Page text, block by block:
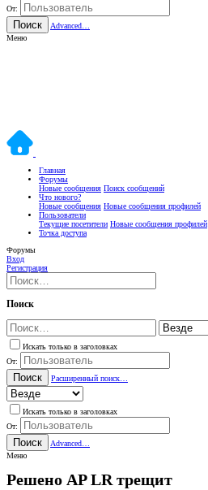
От:
Поиск
Advanced…
Меню
Главная
Форумы
Новые сообщения Поиск сообщений
Что нового?
Новые сообщения Новые сообщения профилей
Пользователи
Текущие посетители Новые сообщения профилей
Точка доступа
Форумы
Вход
Регистрация
Поиск
Искать только в заголовках
От:
Поиск Расширенный поиск…
Искать только в заголовках
От:
Поиск
Advanced…
Меню
Решено AP LR трещит